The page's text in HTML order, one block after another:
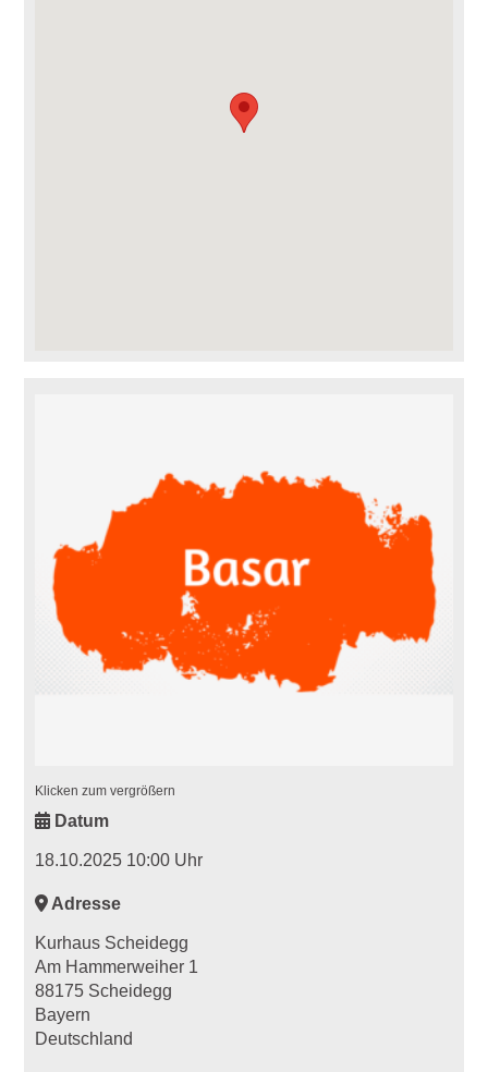
Klicken zum vergrößern
Datum
18.10.2025 10:00 Uhr
Adresse
Kurhaus Scheidegg
Am Hammerweiher 1
88175 Scheidegg
Bayern
Deutschland